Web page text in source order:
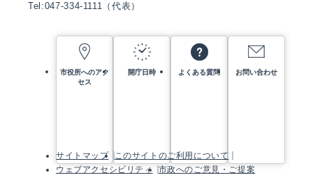
Tel:047-334-1111（代表）
市役所へのアク
セス
開庁日時 よくある質問 お問い合わせ
サイトマップ
このサイトのご利用について
ウェブアクセシビリティ
市政へのご意見・ご提案